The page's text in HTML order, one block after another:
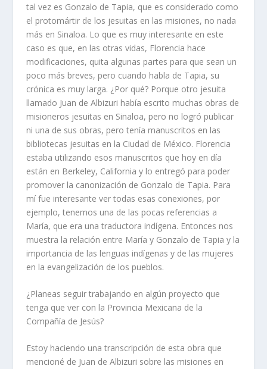
tal vez es Gonzalo de Tapia, que es considerado como
el protomártir de los jesuitas en las misiones, no nada
más en Sinaloa. Lo que es muy interesante en este
caso es que, en las otras vidas, Florencia hace
modificaciones, quita algunas partes para que sean un
poco más breves, pero cuando habla de Tapia, su
crónica es muy larga. ¿Por qué? Porque otro jesuita
llamado Juan de Albizuri había escrito muchas obras de
misioneros jesuitas en Sinaloa, pero no logró publicar
ni una de sus obras, pero tenía manuscritos en las
bibliotecas jesuitas en la Ciudad de México. Florencia
estaba utilizando esos manuscritos que hoy en día
están en Berkeley, California y lo entregó para poder
promover la canonización de Gonzalo de Tapia. Para
mí fue interesante ver todas esas conexiones, por
ejemplo, tenemos una de las pocas referencias a
María, que era una traductora indígena. Entonces nos
muestra la relación entre María y Gonzalo de Tapia y la
importancia de las lenguas indígenas y de las mujeres
en la evangelización de los pueblos.
¿Planeas seguir trabajando en algún proyecto que
tenga que ver con la Provincia Mexicana de la
Compañía de Jesús?
Estoy haciendo una transcripción de esta obra que
mencioné de Juan de Albizuri sobre las misiones en